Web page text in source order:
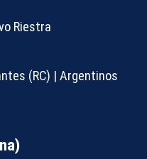
Riestra
(RC) | Argentinos